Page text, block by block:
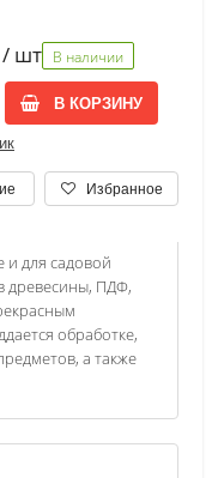
/ шт В наличии
В КОРЗИНУ
Избранное
для садовой
древесины, ПДФ,
обработке,
а также